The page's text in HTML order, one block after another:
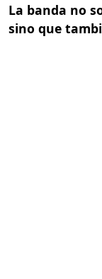
La banda no
sino que